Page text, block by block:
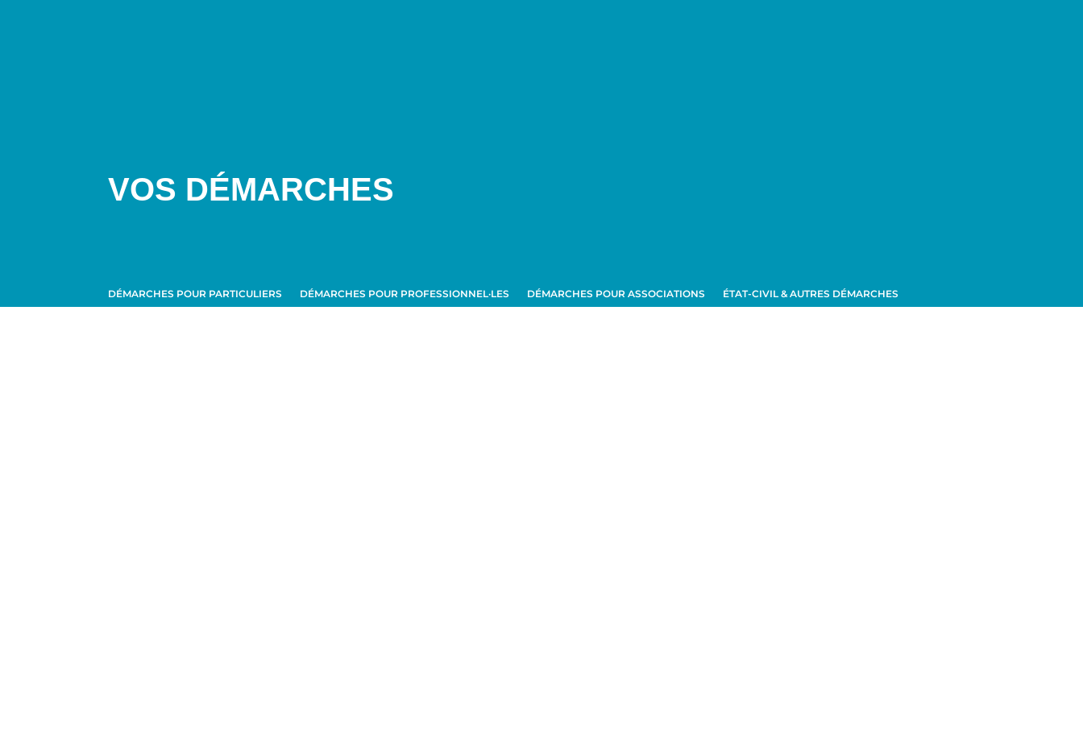
VOS DÉMARCHES
DÉMARCHES POUR PARTICULIERS DÉMARCHES POUR PROFESSIONNEL·LES DÉMARCHES POUR ASSOCIATIONS ÉTAT-CIVIL & AUTRES DÉMARCHES